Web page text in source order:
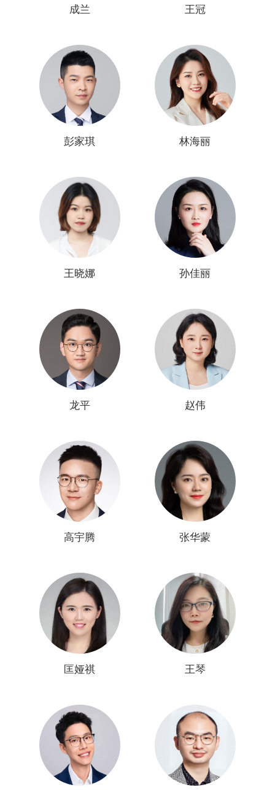
成兰 王冠
彭家琪 林海丽
王晓娜 孙佳丽
龙平 赵伟
高宇腾 张华蒙
匡娅祺 王琴